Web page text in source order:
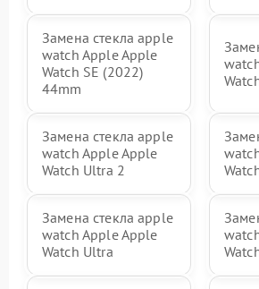
Замена стекла apple
watch Apple Apple
Watch SE (2022)
44mm
Замена стекла apple
watch Apple Apple
Watch Ultra 2
Замена стекла apple
watch Apple Apple
Watch Ultra